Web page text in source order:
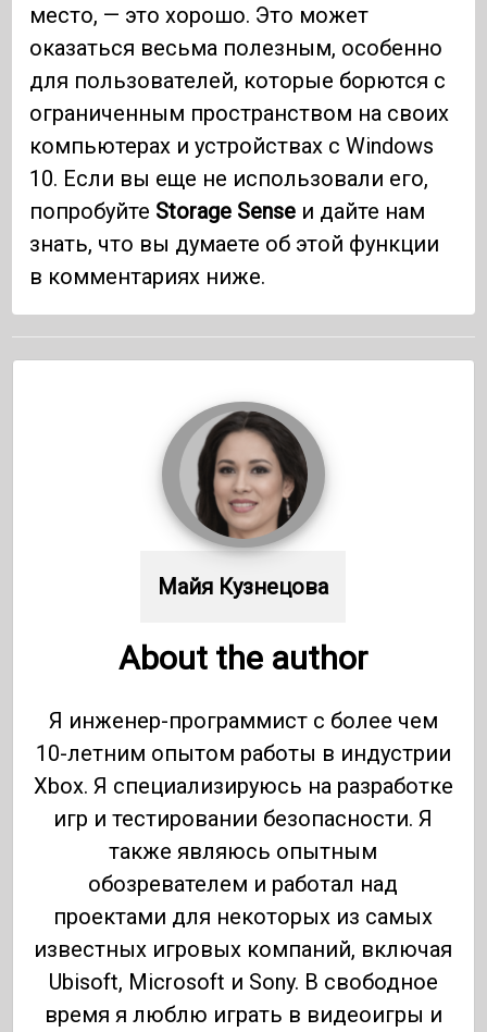
место, — это хорошо. Это может
оказаться весьма полезным, особенно
для пользователей, которые борются с
ограниченным пространством на своих
компьютерах и устройствах с Windows
10. Если вы еще не использовали его,
попробуйте Storage Sense и дайте нам
знать, что вы думаете об этой функции
в комментариях ниже.
Майя Кузнецова
About the author
Я инженер-программист с более чем
10-летним опытом работы в индустрии
Xbox. Я специализируюсь на разработке
игр и тестировании безопасности. Я
также являюсь опытным
обозревателем и работал над
проектами для некоторых из самых
известных игровых компаний, включая
Ubisoft, Microsoft и Sony. В свободное
время я люблю играть в видеоигры и